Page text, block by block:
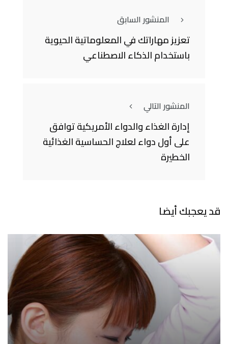
المنشور السابق
تعزيز مهاراتك في المعلوماتية الحيوية
باستخدام الذكاء الاصطناعي
المنشور التالي
إدارة الغذاء والدواء الأمريكية توافق
على أول دواء لعلاج الحساسية الغذائية
الخطيرة
قد يعجبك أيضا